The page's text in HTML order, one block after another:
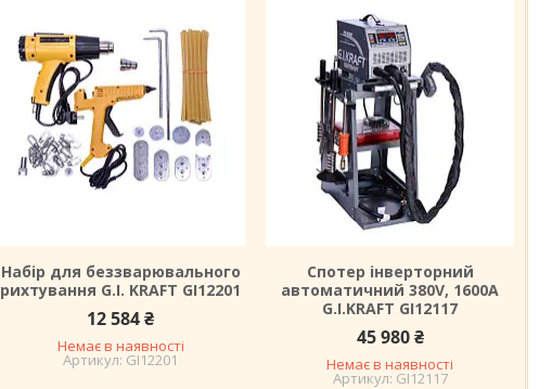
Набір для беззварювального
рихтування G.I. KRAFT GI12201
12 584 ₴
Немає в наявності
GI12201
Спотер інверторний
автоматичний 380V, 1600A
G.I.KRAFT GI12117
45 980 ₴
Немає в наявності
GI12117